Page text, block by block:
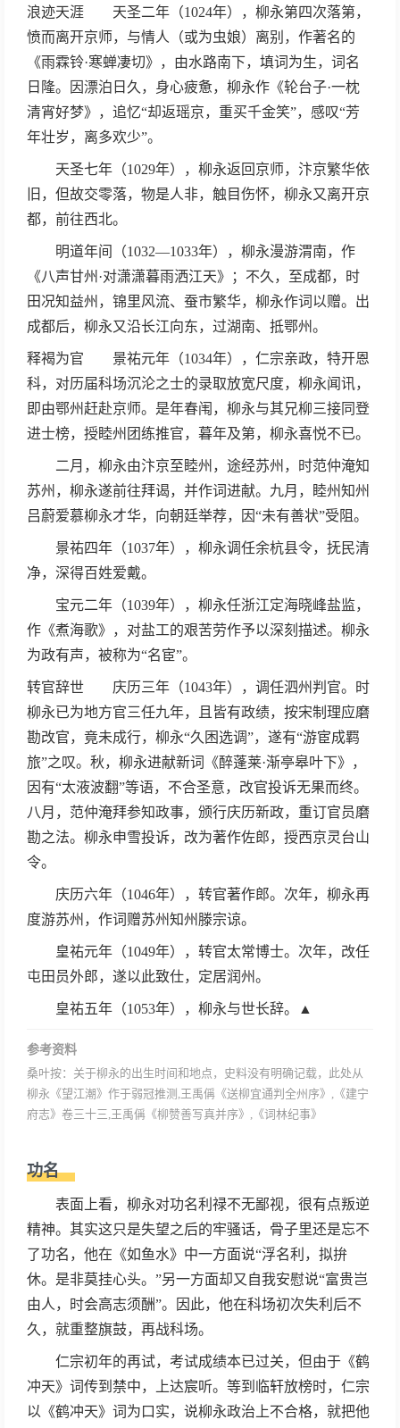
浪迹天涯 天圣二年（1024年），柳永第四次落第，
愤而离开京师，与情人（或为虫娘）离别，作著名的
《雨霖铃·寒蝉凄切》，由水路南下，填词为生，词名
日隆。因漂泊日久，身心疲惫，柳永作《轮台子·一枕
清宵好梦》，追忆“却返瑶京，重买千金笑”，感叹“芳
年壮岁，离多欢少”。
天圣七年（1029年），柳永返回京师，汴京繁华依
旧，但故交零落，物是人非，触目伤怀，柳永又离开京
都，前往西北。
明道年间（1032—1033年），柳永漫游渭南，作
《八声甘州·对潇潇暮雨洒江天》；不久，至成都，时
田况知益州，锦里风流、蚕市繁华，柳永作词以赠。出
成都后，柳永又沿长江向东，过湖南、抵鄂州。
释褐为官 景祐元年（1034年），仁宗亲政，特开恩
科，对历届科场沉沦之士的录取放宽尺度，柳永闻讯，
即由鄂州赶赴京师。是年春闱，柳永与其兄柳三接同登
进士榜，授睦州团练推官，暮年及第，柳永喜悦不已。
二月，柳永由汴京至睦州，途经苏州，时范仲淹知
苏州，柳永遂前往拜谒，并作词进献。九月，睦州知州
吕蔚爱慕柳永才华，向朝廷举荐，因“未有善状”受阻。
景祐四年（1037年），柳永调任余杭县令，抚民清
净，深得百姓爱戴。
宝元二年（1039年），柳永任浙江定海晓峰盐监，
作《煮海歌》，对盐工的艰苦劳作予以深刻描述。柳永
为政有声，被称为“名宦”。
转官辞世 庆历三年（1043年），调任泗州判官。时
柳永已为地方官三任九年，且皆有政绩，按宋制理应磨
勘改官，竟未成行，柳永“久困选调”，遂有“游宦成羁
旅”之叹。秋，柳永进献新词《醉蓬莱·渐亭皋叶下》，
因有“太液波翻”等语，不合圣意，改官投诉无果而终。
八月，范仲淹拜参知政事，颁行庆历新政，重订官员磨
勘之法。柳永申雪投诉，改为著作佐郎，授西京灵台山
令。
庆历六年（1046年），转官著作郎。次年，柳永再
度游苏州，作词赠苏州知州滕宗谅。
皇祐元年（1049年），转官太常博士。次年，改任
屯田员外郎，遂以此致仕，定居润州。
皇祐五年（1053年），柳永与世长辞。▲
参考资料
桑叶按：关于柳永的出生时间和地点，史料没有明确记载，此处从
柳永《望江潮》作于弱冠推测,王禹偁《送柳宜通判全州序》,《建宁
府志》卷三十三,王禹偁《柳赞善写真并序》,《词林纪事》
功名
表面上看，柳永对功名利禄不无鄙视，很有点叛逆
精神。其实这只是失望之后的牢骚话，骨子里还是忘不
了功名，他在《如鱼水》中一方面说“浮名利，拟拚
休。是非莫挂心头。”另一方面却又自我安慰说“富贵岂
由人，时会高志须酬”。因此，他在科场初次失利后不
久，就重整旗鼓，再战科场。
仁宗初年的再试，考试成绩本已过关，但由于《鹤
冲天》词传到禁中，上达宸听。等到临轩放榜时，仁宗
以《鹤冲天》词为口实，说柳永政治上不合格，就把他